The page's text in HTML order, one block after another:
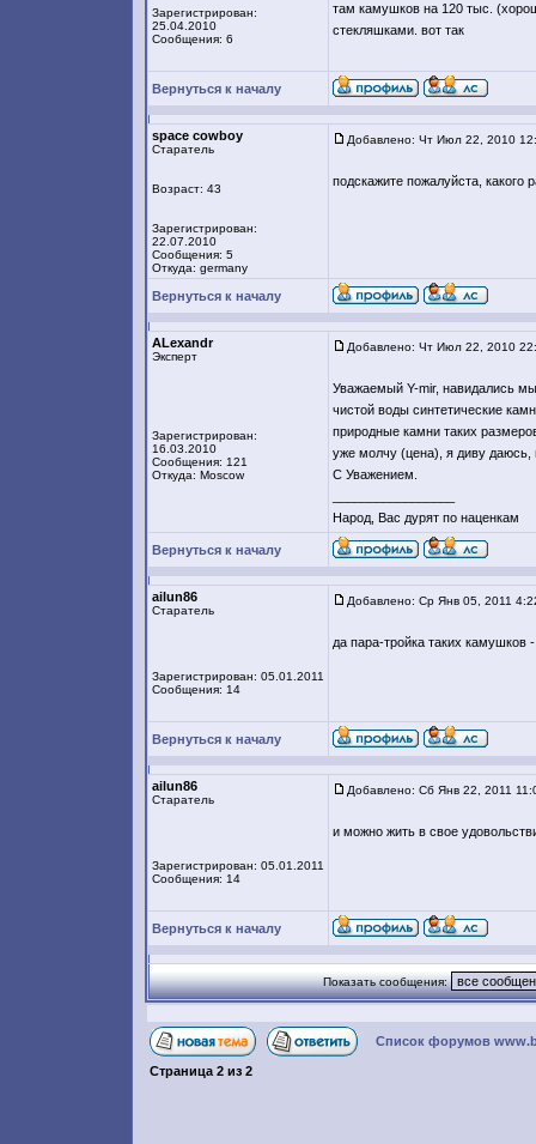
Зарегистрирован:
25.04.2010
Сообщения: 6
там камушков на 120 тыс.
стекляшками. вот так
Вернуться к началу
space cowboy
Старатель
Возраст: 43
Зарегистрирован:
22.07.2010
Сообщения: 5
Откуда: germany
Добавлено: Чт Июл 22, 2010
подскажите пожалуйста, какого
Вернуться к началу
ALexandr
Эксперт
Зарегистрирован:
16.03.2010
Сообщения: 121
Откуда: Moscow
Добавлено: Чт Июл 22, 2010
Уважаемый Y-mir, навидались
чистой воды синтетические
природные камни таких
уже молчу (цена), я диву даюсь,
С Уважением.
Народ, Вас дурят по наценкам
Вернуться к началу
ailun86
Старатель
Зарегистрирован: 05.01.2011
Сообщения: 14
Добавлено: Ср Янв 05, 2011
да пара-тройка таких камушков
Вернуться к началу
ailun86
Старатель
Зарегистрирован: 05.01.2011
Сообщения: 14
Добавлено: Сб Янв 22, 2011
и можно жить в свое
Вернуться к началу
Показать сообщения:
Список форумов
Страница 2 из 2